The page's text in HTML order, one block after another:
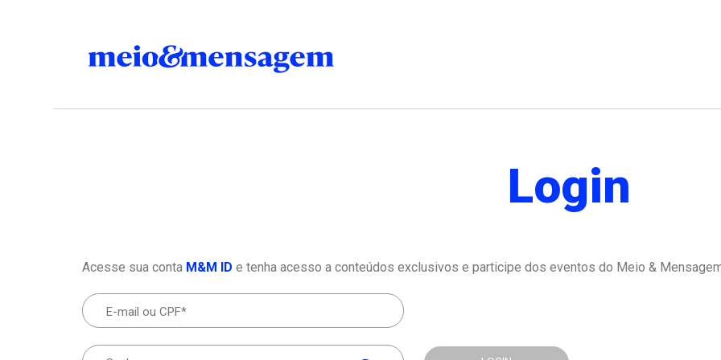
Login
Acesse sua conta M&M ID e tenha acesso a conteúdos exclusivos e participe dos eventos do Meio &